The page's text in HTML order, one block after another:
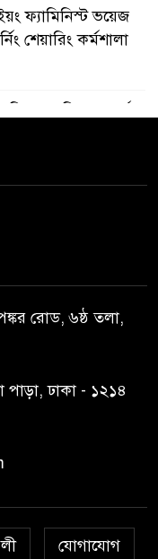
ফ্যামিনিস্ট ভয়েজ
শেয়ারিং কর্মশালা
দ্রুত চার্জশিট
ঢাকাসহ ১০ অঞ্চলে
দেখা করে স্বপ্নপূরণ
নির্বাচন,
রোড, ৬ষ্ঠ তলা,
পাড়া, ঢাকা - ১২১৪
যোগাযোগ